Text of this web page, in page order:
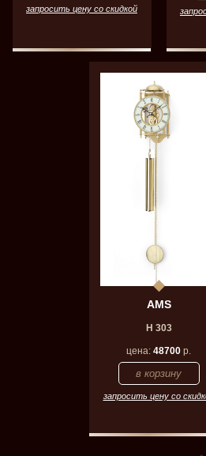
запросить цену со скидкой
AMS
H 303
цена: 48700 р.
запросить цену со